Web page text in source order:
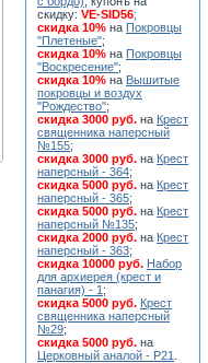
скидку: VE-SID56;
скидка 10% на Покровцы
"Плетеные";
скидка 10% на Покровцы
"Воскресение";
скидка 10% на Вышитые
покровцы и воздух
"Рождество";
скидка 3000 руб. на Крест
священника наперсный
№155;
скидка 3000 руб. на Крест
наперсный - 364;
скидка 5000 руб. на Крест
наперсный - 365;
скидка 5000 руб. на Крест
наперсный №135;
скидка 2000 руб. на Крест
наперсный - 363;
скидка 10000 руб. Набор
для архиерея (крест и
панагия) - 1 ;
скидка 5000 руб. Крест
священника наперсный
№29;
скидка 5000 руб. на
Церковный аналой - Р21